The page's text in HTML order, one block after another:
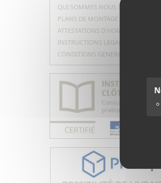
QUI SOMMES NOUS ?
PLANS DE MONTAGE
ATTESTATIONS D'HOMOLOGATION
INSTRUCTIONS LEGALES
CONDITIONS GENERALES DE VENTE